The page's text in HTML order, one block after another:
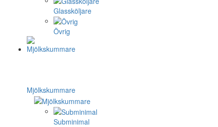
Glassköljare
Övrig
Mjölkskummare
Subminimal